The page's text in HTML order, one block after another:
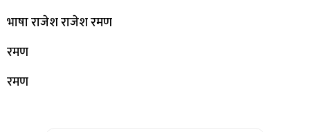
भाषा राजेश राजेश रमण
रमण
रमण